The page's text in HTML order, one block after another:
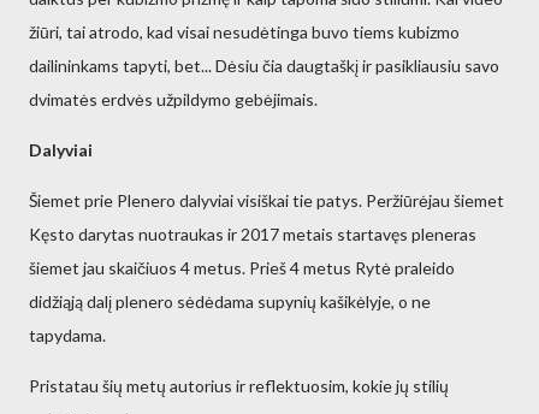
žiūri, tai atrodo, kad visai nesudėtinga buvo tiems kubizmo
dailininkams tapyti, bet... Dėsiu čia daugtaškį ir pasikliausiu savo
dvimatės erdvės užpildymo gebėjimais.
Dalyviai
Šiemet prie Plenero dalyviai visiškai tie patys. Peržiūrėjau šiemet
Kęsto darytas nuotraukas ir 2017 metais startavęs pleneras
šiemet jau skaičiuos 4 metus. Prieš 4 metus Rytė praleido
didžiąją dalį plenero sėdėdama supynių kašikėlyje, o ne
tapydama.
Pristatau šių metų autorius ir reflektuosim, kokie jų stilių